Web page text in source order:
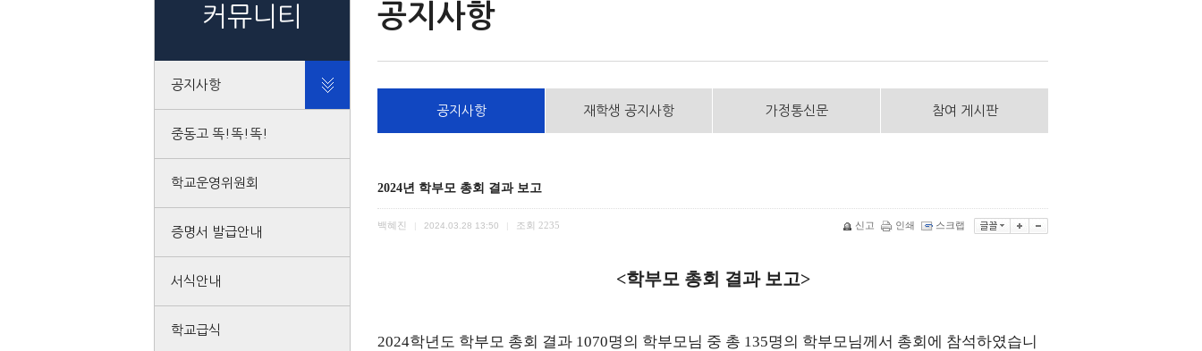
커뮤니티
공지사항
중동고 똑!똑!똑!
학교운영위원회
증명서 발급안내
서식안내
학교급식
공지사항
공지사항 재학생 공지사항 가정통신문 참여 게시판
2024년 학부모 총회 결과 보고
백혜진 2024.03.28 13:50 조회 2235 신고 인쇄 스크랩
<학부모 총회 결과 보고>
2024학년도 학부모 총회 결과 1070명의 학부모님 중 총 135명의 학부모님께서 총회에 참석하였습니